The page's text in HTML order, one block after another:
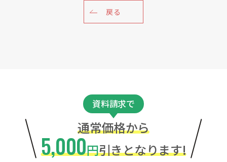
戻る
資料請求で
通常価格から
5,000円引きとなります!